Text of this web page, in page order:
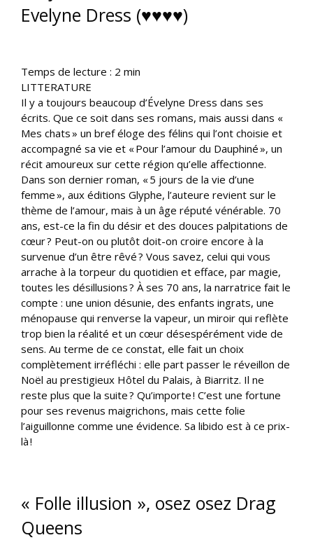
Evelyne Dress (♥♥♥♥)
Temps de lecture : 2 min
LITTERATURE
Il y a toujours beaucoup d’Évelyne Dress dans ses
écrits. Que ce soit dans ses romans, mais aussi dans «
Mes chats » un bref éloge des félins qui l’ont choisie et
accompagné sa vie et « Pour l’amour du Dauphiné », un
récit amoureux sur cette région qu’elle affectionne.
Dans son dernier roman, « 5 jours de la vie d’une
femme », aux éditions Glyphe, l’auteure revient sur le
thème de l’amour, mais à un âge réputé vénérable. 70
ans, est-ce la fin du désir et des douces palpitations de
cœur ? Peut-on ou plutôt doit-on croire encore à la
survenue d’un être rêvé ? Vous savez, celui qui vous
arrache à la torpeur du quotidien et efface, par magie,
toutes les désillusions ? À ses 70 ans, la narratrice fait le
compte : une union désunie, des enfants ingrats, une
ménopause qui renverse la vapeur, un miroir qui reflète
trop bien la réalité et un cœur désespérément vide de
sens. Au terme de ce constat, elle fait un choix
complètement irréfléchi : elle part passer le réveillon de
Noël au prestigieux Hôtel du Palais, à Biarritz. Il ne
reste plus que la suite ? Qu’importe ! C’est une fortune
pour ses revenus maigrichons, mais cette folie
l’aiguillonne comme une évidence. Sa libido est à ce prix-
là !
« Folle illusion », osez osez Drag
Queens